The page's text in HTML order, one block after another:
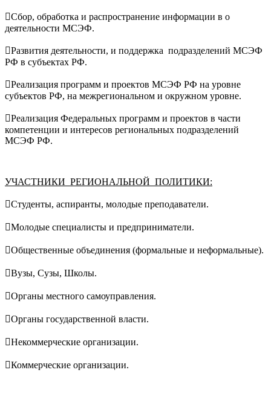
Сбор, обработка и распространение информации в о
деятельности МСЭФ.
Развития деятельности, и поддержка подразделений МСЭФ
РФ в субъектах РФ.
Реализация программ и проектов МСЭФ РФ на уровне
субъектов РФ, на межрегиональном и окружном уровне.
Реализация Федеральных программ и проектов в части
компетенции и интересов региональных подразделений
МСЭФ РФ.
УЧАСТНИКИ РЕГИОНАЛЬНОЙ ПОЛИТИКИ:
Студенты, аспиранты, молодые преподаватели.
Молодые специалисты и предприниматели.
Общественные объединения (формальные и неформальные).
Вузы, Сузы, Школы.
Органы местного самоуправления.
Органы государственной власти.
Некоммерческие организации.
Коммерческие организации.